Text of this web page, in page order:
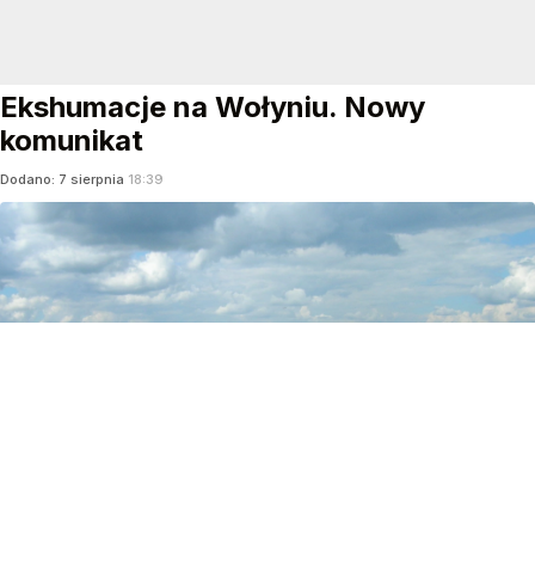
Ekshumacje na Wołyniu. Nowy
komunikat
Dodano: 7 sierpnia 18:39